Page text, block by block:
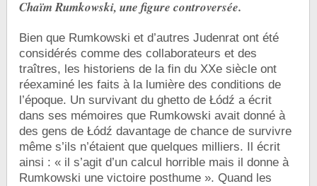
Chaïm Rumkowski, une figure controversée.
Bien que Rumkowski et d’autres Judenrat ont été
considérés comme des collaborateurs et des
traîtres, les historiens de la fin du XXe siècle ont
réexaminé les faits à la lumière des conditions de
l’époque. Un survivant du ghetto de Łódź a écrit
dans ses mémoires que Rumkowski avait donné à
des gens de Łódź davantage de chance de survivre
même s’ils n’étaient que quelques milliers. Il écrit
ainsi : « il s’agit d’un calcul horrible mais il donne à
Rumkowski une victoire posthume ». Quand les